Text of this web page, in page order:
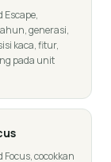
Escape,
generasi,
kaca, fitur,
pada unit
Focus, cocokkan